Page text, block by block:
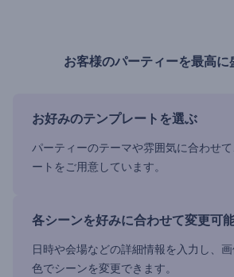
お客様のパーティーを最高に
お好みのテンプレートを選ぶ
パーティーのテーマや雰囲気に合わせ
ートをご用意しています。
各シーンを好みに合わせて変更可
日時や会場などの詳細情報を入力し、
色でシーンを変更できます。